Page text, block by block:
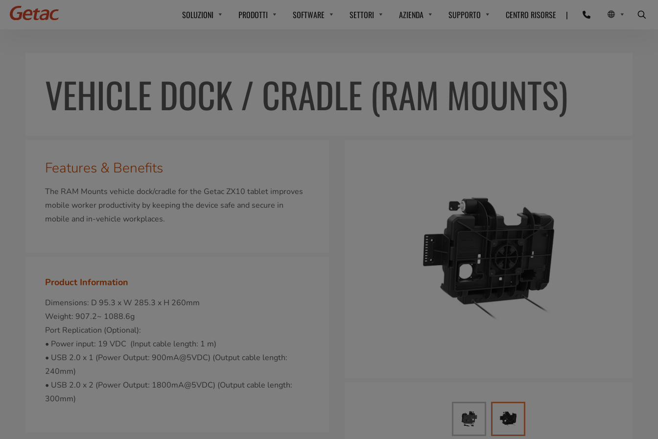
SOLUZIONI PRODOTTI SOFTWARE SETTORI AZIENDA SUPPORTO CENTRO RISORSE |
VEHICLE DOCK / CRADLE (RAM MOUNTS)
Features & Benefits
The RAM Mounts vehicle dock/cradle for the Getac ZX10 tablet improves
mobile worker productivity by keeping the device safe and secure in
mobile and in-vehicle workplaces.
Product Information
Dimensions: D 95.3 x W 285.3 x H 260mm
Weight: 907.2~ 1088.6g
Port Replication (Optional):
• Power input: 19 VDC (Input cable length: 1 m)
• USB 2.0 x 1 (Power Output: 900mA@5VDC) (Output cable length:
240mm)
• USB 2.0 x 2 (Power Output: 1800mA@5VDC) (Output cable length:
300mm)